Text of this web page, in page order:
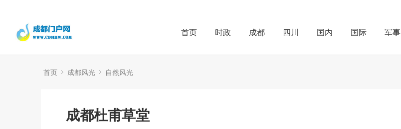
首页 时政 成都 四川 国内 国际 军事
首页 成都风光 自然风光
成都杜甫草堂